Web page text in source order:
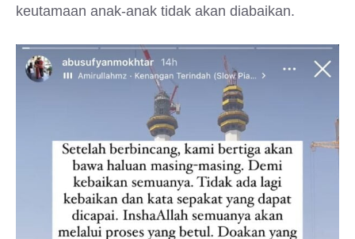
keutamaan anak-anak tidak akan diabaikan.